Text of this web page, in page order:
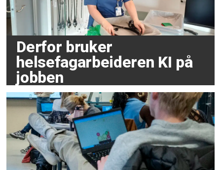
Derfor bruker
helsefagarbeideren KI på
jobben